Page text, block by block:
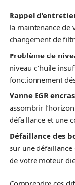
Rappel
la maintenance de
changement de
Problème de
niveau d’huile
fonctionnement
Vanne EGR
assombrir
défaillance et une
Défaillance des
sur une défaillance
de votre moteur